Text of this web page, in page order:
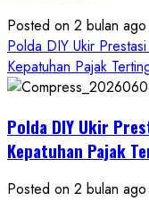
Posted on 2 bulan ago
Polda DIY Ukir
Kepatuhan Pajak
Polda DIY Ukir
Kepatuhan Pajak
Posted on 2 bulan ago